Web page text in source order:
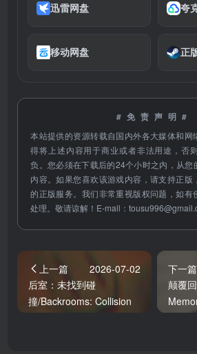
迅雷网盘 夸
移动网盘 正
#免责声明#
本站提供的资源转载自国内外各大媒体和网
得将上述内容用于商业或者非法用途，否
负。您必须在下载后的24个小时之内，从您
内容。如果您喜欢该游戏内容，请支持正版
的正版服务。我们非常重视版权问题，如有
处理。敬请谅解！E-mail：
上一篇
2026-07-02
后室：未找到碰
撞/Backrooms: Collision
Not Found
下一篇
颠覆